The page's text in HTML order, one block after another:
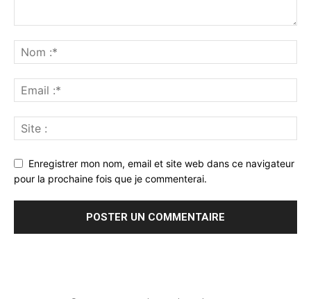
Enregistrer mon nom, email et site web dans ce navigateur
pour la prochaine fois que je commenterai.